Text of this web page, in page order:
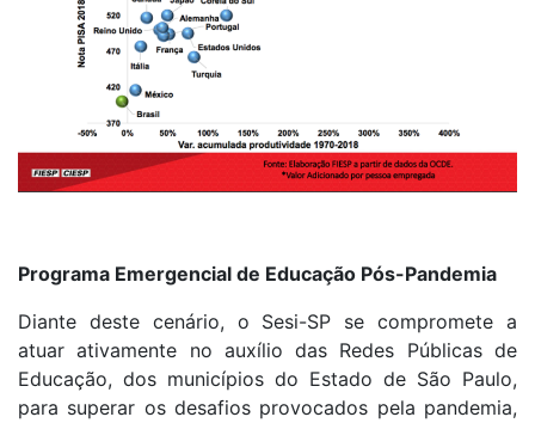
Programa Emergencial de Educação Pós-Pandemia
Diante deste cenário, o Sesi-SP se compromete a
atuar ativamente no auxílio das Redes Públicas de
Educação, dos municípios do Estado de São Paulo,
para superar os desafios provocados pela pandemia,